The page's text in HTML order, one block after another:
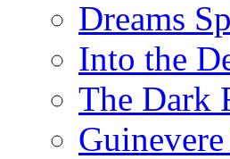
Dreams
Into the
The Dark